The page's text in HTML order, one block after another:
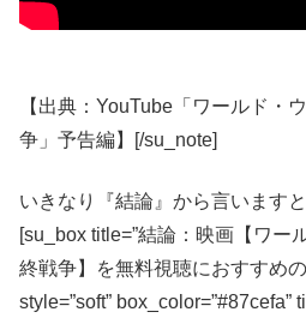
【出典：YouTube「ワールド・
争」予告編】[/su_note]
いきなり『結論』から言いますと
[su_box title=”結論：映画【ワー
終戦争】を無料視聴におすすめ
style=”soft” box_color=”#87cefa”